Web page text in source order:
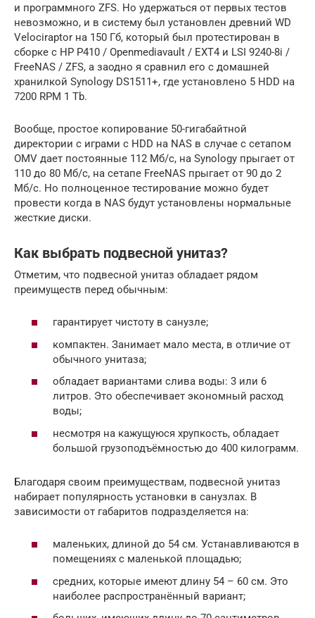
и программного ZFS. Но удержаться от первых тестов
невозможно, и в систему был установлен древний WD
Velociraptor на 150 Гб, который был протестирован в
сборке с HP P410 / Openmediavault / EXT4 и LSI 9240-8i /
FreeNAS / ZFS, а заодно я сравнил его с домашней
хранилкой Synology DS1511+, где установлено 5 HDD на
7200 RPM 1 Tb.
Вообще, простое копирование 50-гигабайтной
директории с играми с HDD на NAS в случае с сетапом
OMV дает постоянные 112 Мб/с, на Synology прыгает от
110 до 80 Мб/с, на сетапе FreeNAS прыгает от 90 до 2
Мб/с. Но полноценное тестирование можно будет
провести когда в NAS будут установлены нормальные
жесткие диски.
Как выбрать подвесной унитаз?
Отметим, что подвесной унитаз обладает рядом
преимуществ перед обычным:
гарантирует чистоту в санузле;
компактен. Занимает мало места, в отличие от
обычного унитаза;
обладает вариантами слива воды: 3 или 6
литров. Это обеспечивает экономный расход
воды;
несмотря на кажущуюся хрупкость, обладает
большой грузоподъёмностью до 400 килограмм.
Благодаря своим преимуществам, подвесной унитаз
набирает популярность установки в санузлах. В
зависимости от габаритов подразделяется на:
маленьких, длиной до 54 см. Устанавливаются в
помещениях с маленькой площадью;
средних, которые имеют длину 54 – 60 см. Это
наиболее распространённый вариант;